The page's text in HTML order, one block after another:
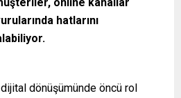
hatlarını
dönüşümünde öncü rol